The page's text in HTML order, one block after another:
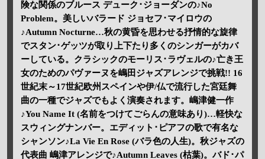
険な関係のブルース デューク･ジョーダンの♪No
Problem。美しいバラード ジョセフ･マイロウの
♪Autumn Nocturne…秋の黄昏を思わせる抒情的な旋律
でスタン･ゲッツが取り上下たり多くのシンガーがカバ
ーしている。クラシックのモーリス･ラヴェルの♪亡き王
女のためのパヴァーヌを嶋田ジャズアレンジで挑戦!! 16
世紀末～17世紀欧州スペインや伊/仏で流行した宮廷舞
曲の一種でジャズでもよく演奏されます。嶋津健一作
♪You Name It (名前をつけてごらんの意味あり)…軽快な
スウィングナンバー。エディット･ピアフの歌で有名な
シャンソン♪La Vie En Rose (バラ色の人生)。秋ジャズの
代表曲 嶋津アレンジで♪Autumn Leaves (枯葉)。バド･パ